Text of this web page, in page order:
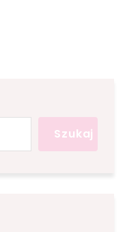
Szukaj